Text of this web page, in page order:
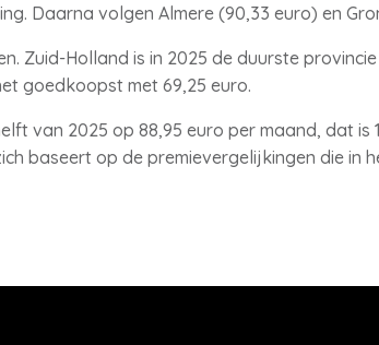
Daarna volgen Almere (90,33 euro) en
Zuid-Holland is in 2025 de duurste
goedkoopst met 69,25 euro.
van 2025 op 88,95 euro per maand, dat is
baseert op de premievergelijkingen die in